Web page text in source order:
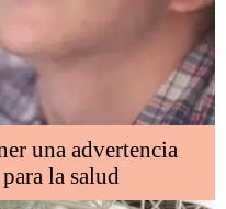
una advertencia
la salud